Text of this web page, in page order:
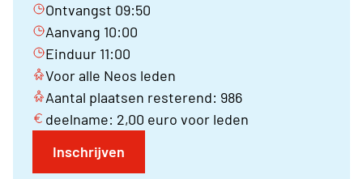
Ontvangst 09:50
Aanvang 10:00
Einduur 11:00
Voor alle Neos leden
Aantal plaatsen resterend: 986
deelname: 2,00 euro voor leden
Inschrijven